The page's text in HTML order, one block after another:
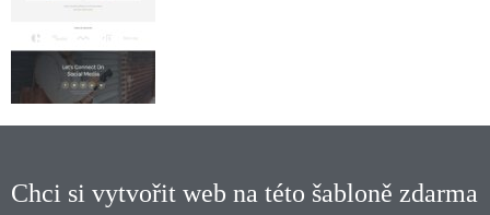
Chci si vytvořit web na této šabloně zdarma